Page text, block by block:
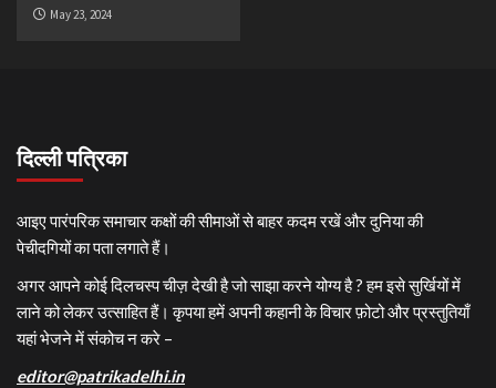
May 23, 2024
दिल्ली पत्रिका
आइए पारंपरिक समाचार कक्षों की सीमाओं से बाहर कदम रखें और दुनिया की
पेचीदगियों का पता लगाते हैं।
अगर आपने कोई दिलचस्प चीज़ देखी है जो साझा करने योग्य है ? हम इसे सुर्खियों में
लाने को लेकर उत्साहित हैं। कृपया हमें अपनी कहानी के विचार फ़ोटो और प्रस्तुतियाँ
यहां भेजने में संकोच न करे –
editor@patrikadelhi.in